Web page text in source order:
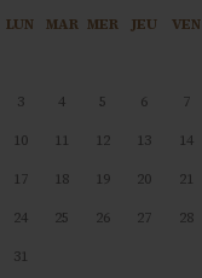
LUN MAR MER JEU VEN
3
4 5 6 7
10
11 12 13 14
17
18 19 20 21
24
25 26 27 28
31